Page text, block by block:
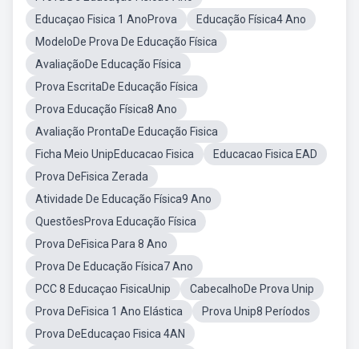
Educaçao Fisica 1 AnoProva
Educação Física4 Ano
ModeloDe Prova De Educação Física
AvaliaçãoDe Educação Física
Prova EscritaDe Educação Física
Prova Educação Física8 Ano
Avaliação ProntaDe Educação Fisica
Ficha Meio UnipEducacao Fisica
Educacao Fisica EAD
Prova DeFisica Zerada
Atividade De Educação Física9 Ano
QuestõesProva Educação Física
Prova DeFisica Para 8 Ano
Prova De Educação Física7 Ano
PCC 8 Educaçao FisicaUnip
CabecalhoDe Prova Unip
Prova DeFisica 1 Ano Elástica
Prova Unip8 Períodos
Prova DeEducaçao Fisica 4AN